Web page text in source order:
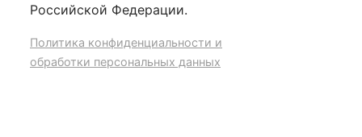
Российской Федерации.
Политика конфиденциальности и
обработки персональных данных